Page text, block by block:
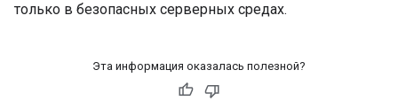
только в безопасных серверных средах.
Эта информация оказалась полезной?